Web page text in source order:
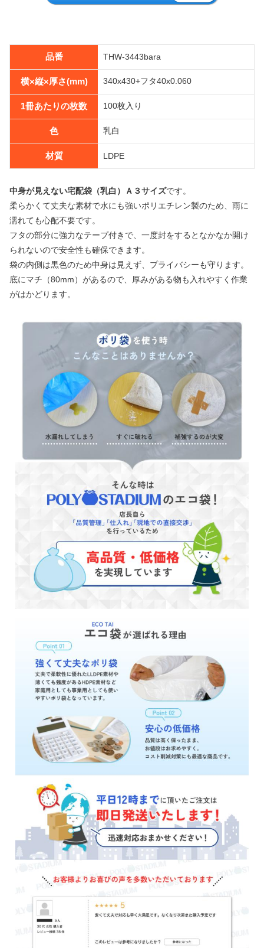
品番 THW-3443bara
横×縦×厚さ(mm) 340x430+フタ40x0.060
1冊あたりの枚数 100枚入り
色 乳白
材質 LDPE
中身が見えない宅配袋（乳白）Ａ３サイズです。
柔らかくて丈夫な素材で水にも強いポリエチレン製のため、雨に
濡れても心配不要です。
フタの部分に強力なテープ付きで、一度封をするとなかなか開け
られないので安全性も確保できます。
袋の内側は黒色のため中身は見えず、プライバシーも守ります。
底にマチ（80mm）があるので、厚みがある物も入れやすく作業
がはかどります。